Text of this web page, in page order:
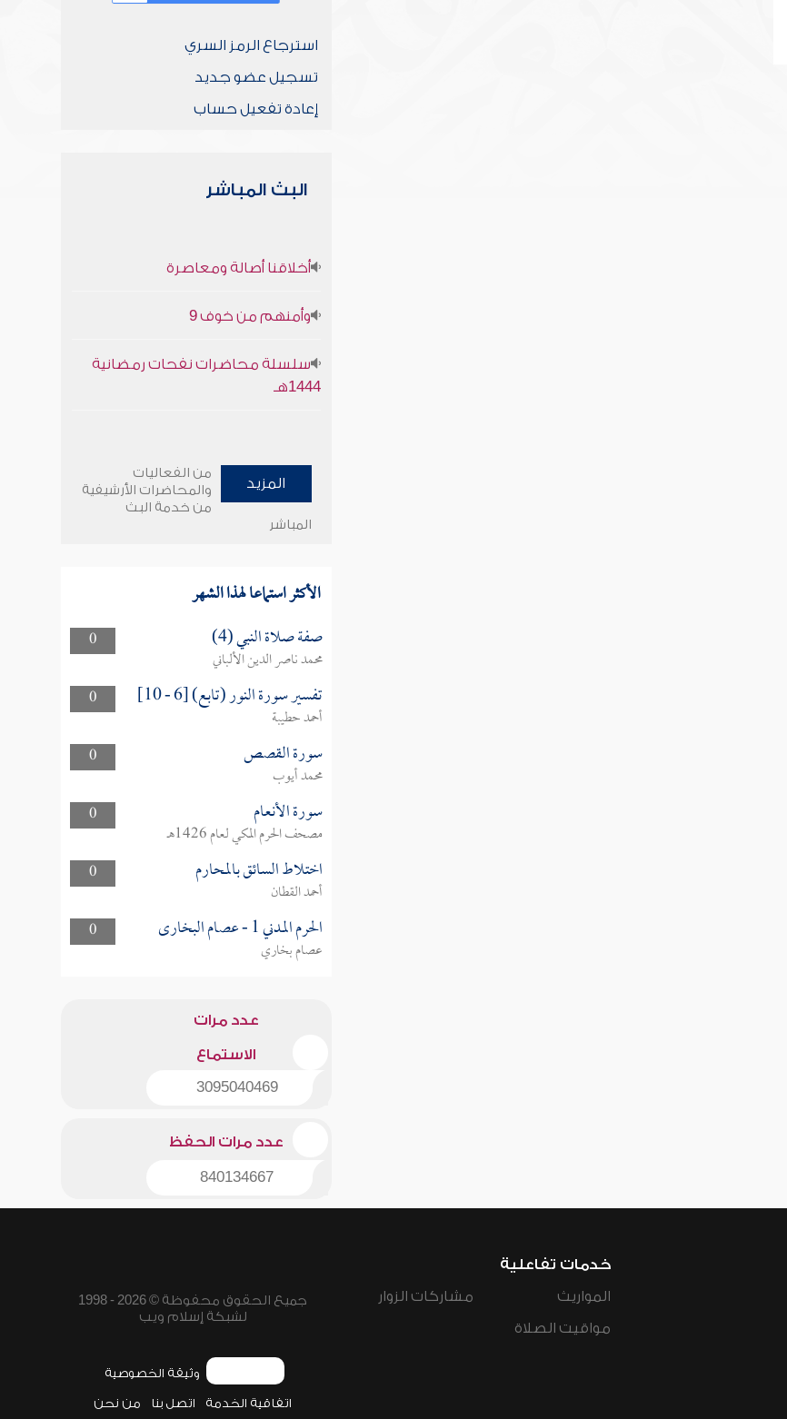
استرجاع الرمز السري
تسجيل عضو جديد
إعادة تفعيل حساب
البث المباشر
أخلاقنا أصالة ومعاصرة
وأمنهم من خوف 9
سلسلة محاضرات نفحات رمضانية
1444هـ
المزيد
من الفعاليات
والمحاضرات الأرشيفية
من خدمة البث
المباشر
الأكثر استماعا لهذا الشهر
0 صفة صلاة النبي (4)
محمد ناصر الدين الألباني
0
تفسير سورة النور (تابع) [6 - 10]
أحمد حطيبة
0
سورة القصص
محمد أيوب
0
سورة الأنعام
مصحف الحرم المكي لعام 1426هـ
0
اختلاط السائق بالمحارم
أحمد القطان
0
الحرم المدني 1 - عصام البخارى
عصام بخاري
عدد مرات
الاستماع
3095040469
عدد مرات الحفظ
840134667
خدمات تفاعلية
المواريث
مواقيت الصلاة
مشاركات الزوار
جميع الحقوق محفوظة © 2026 - 1998
لشبكة إسلام ويب
وثيقة الخصوصية
اتفاقية الخدمة اتصل بنا من نحن